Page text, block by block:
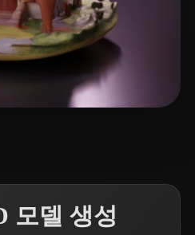
모델 생성